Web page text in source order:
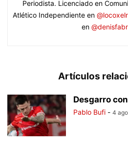
Periodista. Licenciado en
Atlético Independiente en
en
Artículos
Desgarro
Pablo Bufi - 4